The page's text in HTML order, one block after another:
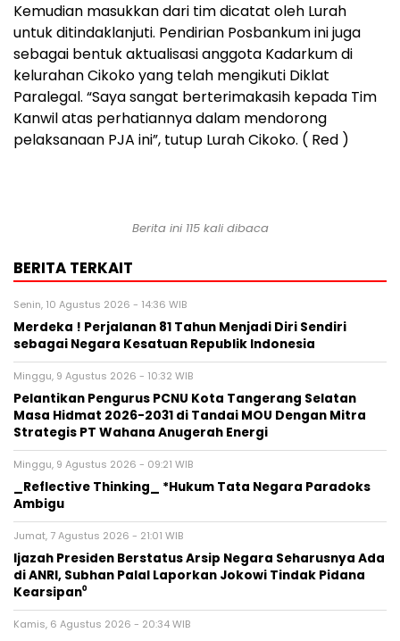
Kemudian masukkan dari tim dicatat oleh Lurah
untuk ditindaklanjuti. Pendirian Posbankum ini juga
sebagai bentuk aktualisasi anggota Kadarkum di
kelurahan Cikoko yang telah mengikuti Diklat
Paralegal. “Saya sangat berterimakasih kepada Tim
Kanwil atas perhatiannya dalam mendorong
pelaksanaan PJA ini”, tutup Lurah Cikoko. ( Red )
Berita ini 115 kali dibaca
BERITA TERKAIT
Senin, 10 Agustus 2026 - 14:36 WIB
Merdeka ! Perjalanan 81 Tahun Menjadi Diri Sendiri
sebagai Negara Kesatuan Republik Indonesia
Minggu, 9 Agustus 2026 - 10:32 WIB
Pelantikan Pengurus PCNU Kota Tangerang Selatan
Masa Hidmat 2026-2031 di Tandai MOU Dengan Mitra
Strategis PT Wahana Anugerah Energi
Minggu, 9 Agustus 2026 - 09:21 WIB
_Reflective Thinking_ *Hukum Tata Negara Paradoks
Ambigu
Jumat, 7 Agustus 2026 - 21:01 WIB
Ijazah Presiden Berstatus Arsip Negara Seharusnya Ada
di ANRI, Subhan Palal Laporkan Jokowi Tindak Pidana
Kearsipan⁰
Kamis, 6 Agustus 2026 - 20:34 WIB